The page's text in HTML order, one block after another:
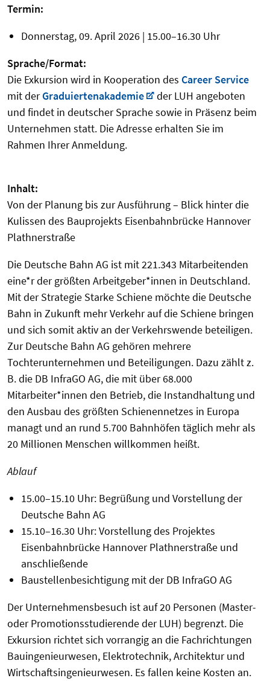
Termin:
Donnerstag, 09. April 2026 | 15.00–16.30 Uhr
Sprache/Format:
Die Exkursion wird in Kooperation des Career Service
mit derGraduiertenakademie
der LUH angeboten
und findet in deutscher Sprache sowie in Präsenz beim
Unternehmen statt. Die Adresse erhalten Sie im
Rahmen Ihrer Anmeldung.
Inhalt:
Von der Planung bis zur Ausführung – Blick hinter die
Kulissen des Bauprojekts Eisenbahnbrücke Hannover
Plathnerstraße
Die Deutsche Bahn AG ist mit 221.343 Mitarbeitenden
eine*r der größten Arbeitgeber*innen in Deutschland.
Mit der Strategie Starke Schiene möchte die Deutsche
Bahn in Zukunft mehr Verkehr auf die Schiene bringen
und sich somit aktiv an der Verkehrswende beteiligen.
Zur Deutsche Bahn AG gehören mehrere
Tochterunternehmen und Beteiligungen. Dazu zählt z.
B. die DB InfraGO AG, die mit über 68.000
Mitarbeiter*innen den Betrieb, die Instandhaltung und
den Ausbau des größten Schienennetzes in Europa
managt und an rund 5.700 Bahnhöfen täglich mehr als
20 Millionen Menschen willkommen heißt.
Ablauf
15.00–15.10 Uhr: Begrüßung und Vorstellung der
Deutsche Bahn AG
15.10–16.30 Uhr: Vorstellung des Projektes
Eisenbahnbrücke Hannover Plathnerstraße und
anschließende
Baustellenbesichtigung mit der DB InfraGO AG
Der Unternehmensbesuch ist auf 20 Personen (Master-
oder Promotionsstudierende der LUH) begrenzt. Die
Exkursion richtet sich vorrangig an die Fachrichtungen
Bauingenieurwesen, Elektrotechnik, Architektur und
Wirtschaftsingenieurwesen. Es fallen keine Kosten an.